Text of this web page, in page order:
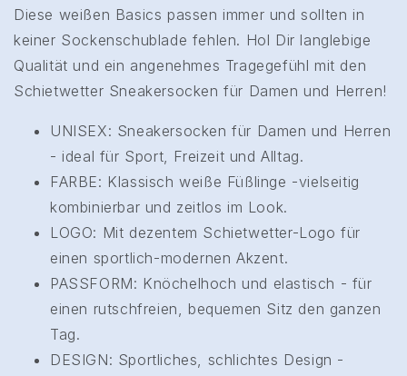
Diese weißen Basics passen immer und sollten in
keiner Sockenschublade fehlen. Hol Dir langlebige
Qualität und ein angenehmes Tragegefühl mit den
Schietwetter Sneakersocken für Damen und Herren!
UNISEX: Sneakersocken für Damen und Herren
- ideal für Sport, Freizeit und Alltag.
FARBE: Klassisch weiße Füßlinge -vielseitig
kombinierbar und zeitlos im Look.
LOGO: Mit dezentem Schietwetter-Logo für
einen sportlich-modernen Akzent.
PASSFORM: Knöchelhoch und elastisch - für
einen rutschfreien, bequemen Sitz den ganzen
Tag.
DESIGN: Sportliches, schlichtes Design -